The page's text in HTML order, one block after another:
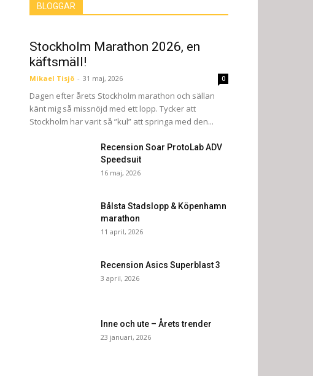
BLOGGAR
Stockholm Marathon 2026, en
käftsmäll!
Mikael Tisjö - 31 maj, 2026 0
Dagen efter årets Stockholm marathon och sällan
känt mig så missnöjd med ett lopp. Tycker att
Stockholm har varit så ”kul” att springa med den...
Recension Soar ProtoLab ADV
Speedsuit
16 maj, 2026
Bålsta Stadslopp & Köpenhamn
marathon
11 april, 2026
Recension Asics Superblast 3
3 april, 2026
Inne och ute – Årets trender
23 januari, 2026